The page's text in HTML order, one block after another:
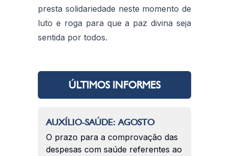
presta solidariedade neste momento de
luto e roga para que a paz divina seja
sentida por todos.
ÚLTIMOS INFORMES
AUXÍLIO-SAÚDE: AGOSTO
O prazo para a comprovação das
despesas com saúde referentes ao